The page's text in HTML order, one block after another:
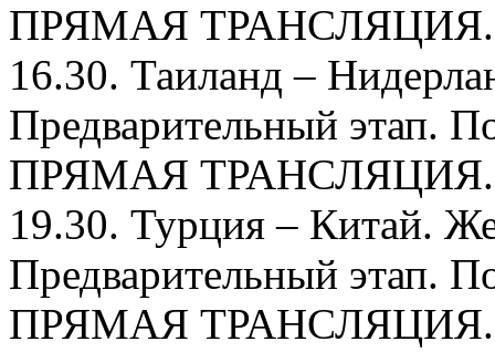
ПРЯМАЯ ТРАНСЛЯЦИЯ.
16.30. Таиланд –
Предварительный этап.
ПРЯМАЯ ТРАНСЛЯЦИЯ.
19.30. Турция – Китай.
Предварительный этап.
ПРЯМАЯ ТРАНСЛЯЦИЯ.